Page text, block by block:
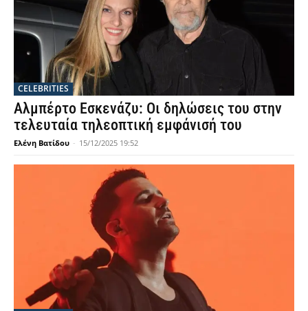
CELEBRITIES
Αλμπέρτο Εσκενάζυ: Οι δηλώσεις του στην
τελευταία τηλεοπτική εμφάνισή του
Ελένη Βατίδου - 15/12/2025 19:52